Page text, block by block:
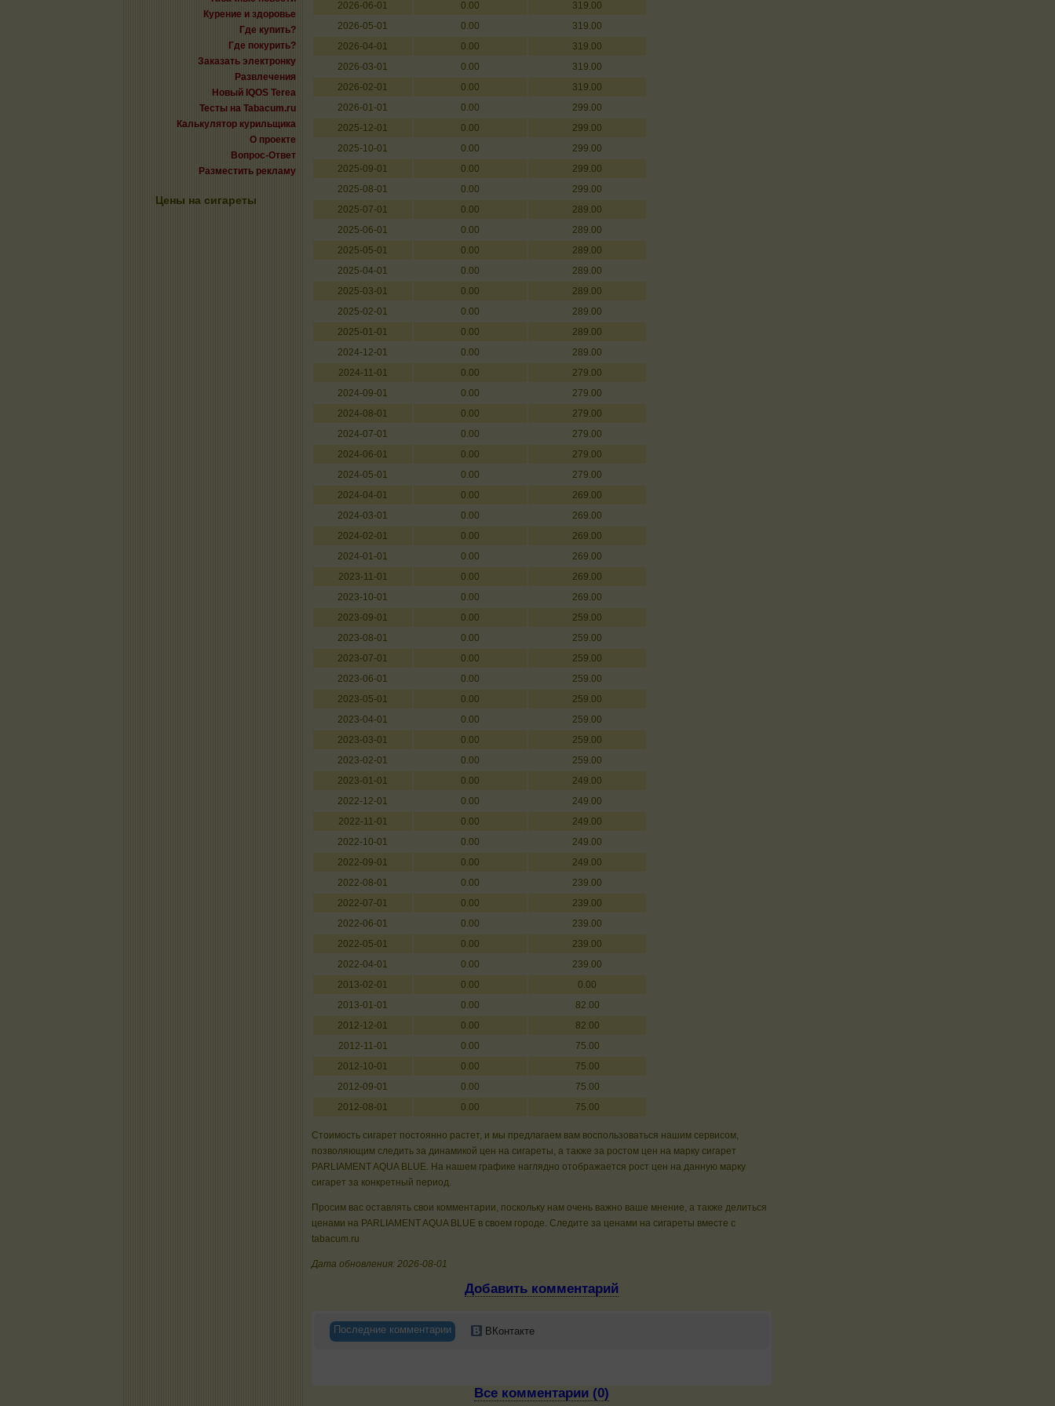
Курение и здоровье
Где купить?
Где покурить?
Заказать электронку
Развлечения
Новый IQOS Terea
Тесты на Tabacum.ru
Калькулятор курильщика
О проекте
Вопрос-Ответ
Разместить рекламу
Цены на сигареты
2026-06-01
0.00
319.00
2026-05-01
0.00
319.00
2026-04-01
0.00
319.00
2026-03-01
0.00
319.00
2026-02-01
0.00
319.00
2026-01-01
0.00
299.00
2025-12-01
0.00
299.00
2025-10-01
0.00
299.00
2025-09-01
0.00
299.00
2025-08-01
0.00
299.00
2025-07-01
0.00
289.00
2025-06-01
0.00
289.00
2025-05-01
0.00
289.00
2025-04-01
0.00
289.00
2025-03-01
0.00
289.00
2025-02-01
0.00
289.00
2025-01-01
0.00
289.00
2024-12-01
0.00
289.00
2024-11-01
0.00
279.00
2024-09-01
0.00
279.00
2024-08-01
0.00
279.00
2024-07-01
0.00
279.00
2024-06-01
0.00
279.00
2024-05-01
0.00
279.00
2024-04-01
0.00
269.00
2024-03-01
0.00
269.00
2024-02-01
0.00
269.00
2024-01-01
0.00
269.00
2023-11-01
0.00
269.00
2023-10-01
0.00
269.00
2023-09-01
0.00
259.00
2023-08-01
0.00
259.00
2023-07-01
0.00
259.00
2023-06-01
0.00
259.00
2023-05-01
0.00
259.00
2023-04-01
0.00
259.00
2023-03-01
0.00
259.00
2023-02-01
0.00
259.00
2023-01-01
0.00
249.00
2022-12-01
0.00
249.00
2022-11-01
0.00
249.00
2022-10-01
0.00
249.00
2022-09-01
0.00
249.00
2022-08-01
0.00
239.00
2022-07-01
0.00
239.00
2022-06-01
0.00
239.00
2022-05-01
0.00
239.00
2022-04-01
0.00
239.00
2013-02-01
0.00
0.00
2013-01-01
0.00
82.00
2012-12-01
0.00
82.00
2012-11-01
0.00
75.00
2012-10-01
0.00
75.00
2012-09-01
0.00
75.00
2012-08-01
0.00 75.00
Стоимость сигарет постоянно растет, и мы предлагаем вам воспользоваться нашим сервисом,
позволяющим следить за динамикой цен на сигареты, а также за ростом цен на марку сигарет
PARLIAMENT AQUA BLUE. На нашем графике наглядно отображается рост цен на данную марку
сигарет за конкретный период.
Просим вас оставлять свои комментарии, поскольку нам очень важно ваше мнение, а также делиться
ценами на PARLIAMENT AQUA BLUE в своем городе. Следите за ценами на сигареты вместе с
tabacum.ru
Дата обновления: 2026-08-01
Добавить комментарий
Последние комментарии ВКонтакте
Все комментарии (0)